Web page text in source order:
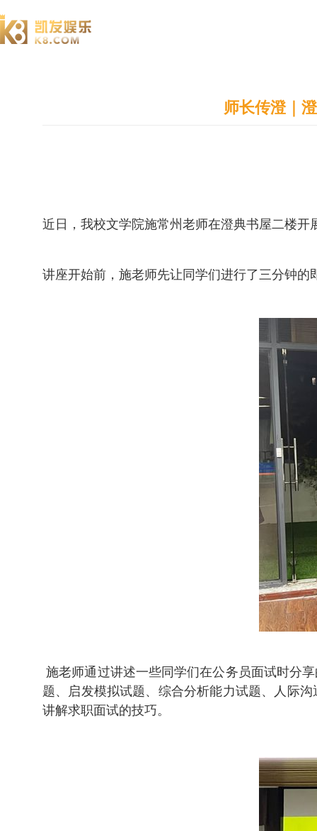
师长传澄｜
近日，我校文学院施常州老师在澄典书屋二楼
讲座开始前，施老师先让同学们进行了三分钟的
施老师通过讲述一些同学们在公务员面试时分
题、启发模拟试题、综合分析能力试题、人际
讲解求职面试的技巧。